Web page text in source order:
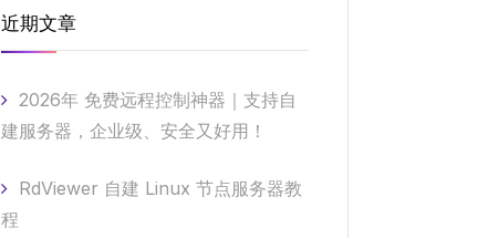
近期文章
2026年 免费远程控制神器｜支持自
建服务器，企业级、安全又好用！
RdViewer 自建 Linux 节点服务器教
程